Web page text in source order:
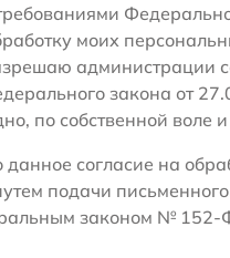
моих
администрации
закона от
по собственной воле
данное согласие на
подачи
законом № 152-